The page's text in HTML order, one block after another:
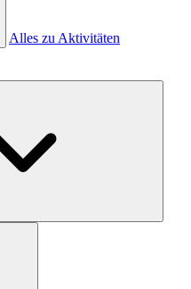
Alles zu Aktivitäten